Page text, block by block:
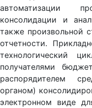
автоматизации
консолидации и
также произвольной
отчетности.
технологический
получателями
распорядителем
органом)
электронном виде